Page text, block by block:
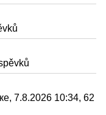
7.8.2026 10:34, 62